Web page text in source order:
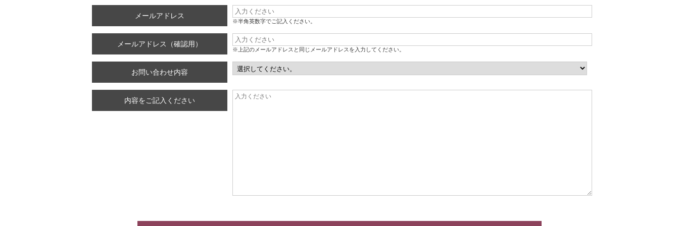
メールアドレス
※半角英数字でご記入ください。
メールアドレス（確認用）
※上記のメールアドレスと同じメールアドレスを入力してください。
お問い合わせ内容
内容をご記入ください